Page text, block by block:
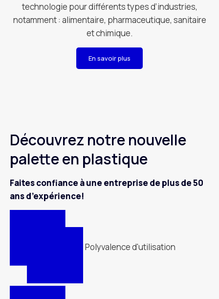
technologie pour différents types d’industries,
notamment : alimentaire, pharmaceutique, sanitaire
et chimique.
En savoir plus
Découvrez notre nouvelle
palette en plastique
Faites confiance à une entreprise de plus de 50
ans d’expérience!
Polyvalence d'utilisation